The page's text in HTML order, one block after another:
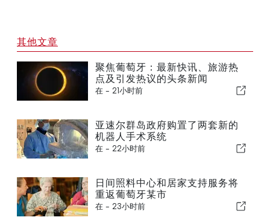
其他文章
聚焦葡萄牙：最新快讯、旅游热
点及引发热议的头条新闻
在 - 21小时前
亚速尔群岛政府购置了两套新的
机器人手术系统
在 - 22小时前
日间照料中心和居家支持服务将
重返葡萄牙某市
在 - 23小时前